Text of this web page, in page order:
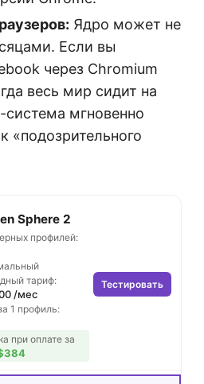
Ядро может не
Если вы
через Chromium
весь мир сидит на
мгновенно
«подозрительного
Sphere 2
профилей:
тариф:
/мес
1 профиль:
при оплате за
Тестировать